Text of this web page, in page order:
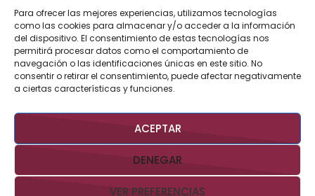
Para ofrecer las mejores experiencias, utilizamos tecnologías
como las cookies para almacenar y/o acceder a la información
del dispositivo. El consentimiento de estas tecnologías nos
permitirá procesar datos como el comportamiento de
navegación o las identificaciones únicas en este sitio. No
consentir o retirar el consentimiento, puede afectar negativamente
a ciertas características y funciones.
ACEPTAR
DENEGAR
VER PREFERENCIAS
«
Jul
BUSCAR AHORA